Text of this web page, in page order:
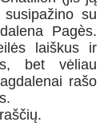
susipažino su
Pagès.
laiškus ir
bet vėliau
rašo